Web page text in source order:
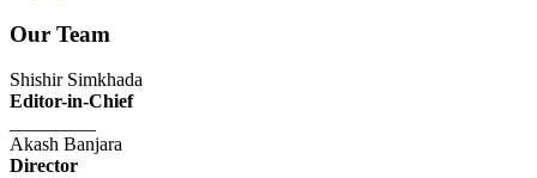
Our Team
Shishir Simkhada
Editor-in-Chief
Akash Banjara
Director